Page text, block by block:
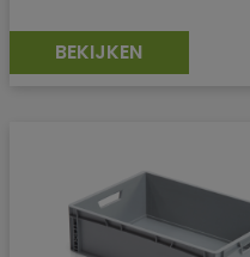
BEKIJKEN